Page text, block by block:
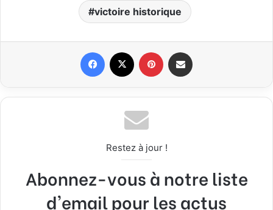
victoire historique
Restez à jour !
Abonnez-vous à notre liste
d'email pour les actus